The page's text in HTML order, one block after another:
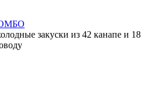
закуски из 42 канапе и 18